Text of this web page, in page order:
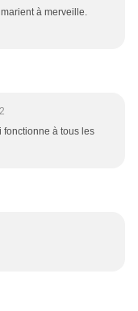
à merveille.
fonctionne à tous les